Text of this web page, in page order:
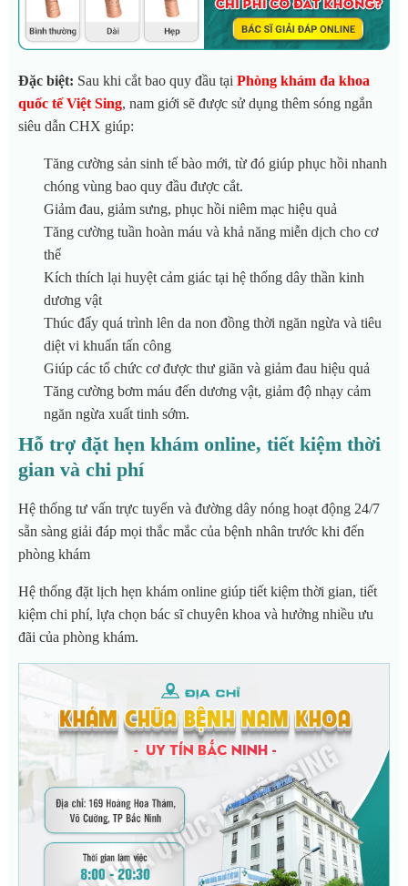
Đặc biệt: Sau khi cắt bao quy đầu tại Phòng khám đa khoa
quốc tế Việt Sing, nam giới sẽ được sử dụng thêm sóng ngắn
siêu dẫn CHX giúp:
Tăng cường sản sinh tế bào mới, từ đó giúp phục hồi nhanh
chóng vùng bao quy đầu được cắt.
Giảm đau, giảm sưng, phục hồi niêm mạc hiệu quả
Tăng cường tuần hoàn máu và khả năng miễn dịch cho cơ
thể
Kích thích lại huyệt cảm giác tại hệ thống dây thần kinh
dương vật
Thúc đẩy quá trình lên da non đồng thời ngăn ngừa và tiêu
diệt vi khuẩn tấn công
Giúp các tổ chức cơ được thư giãn và giảm đau hiệu quả
Tăng cường bơm máu đến dương vật, giảm độ nhạy cảm
ngăn ngừa xuất tinh sớm.
Hỗ trợ đặt hẹn khám online, tiết kiệm thời
gian và chi phí
Hệ thống tư vấn trực tuyến và đường dây nóng hoạt động 24/7
sẵn sàng giải đáp mọi thắc mắc của bệnh nhân trước khi đến
phòng khám
Hệ thống đặt lịch hẹn khám online giúp tiết kiệm thời gian, tiết
kiệm chi phí, lựa chọn bác sĩ chuyên khoa và hưởng nhiều ưu
đãi của phòng khám.